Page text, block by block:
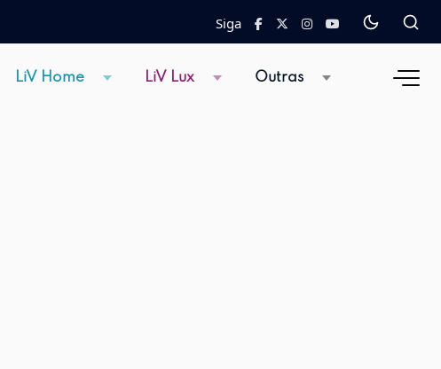
Siga
LiV Home LiV Lux Outras